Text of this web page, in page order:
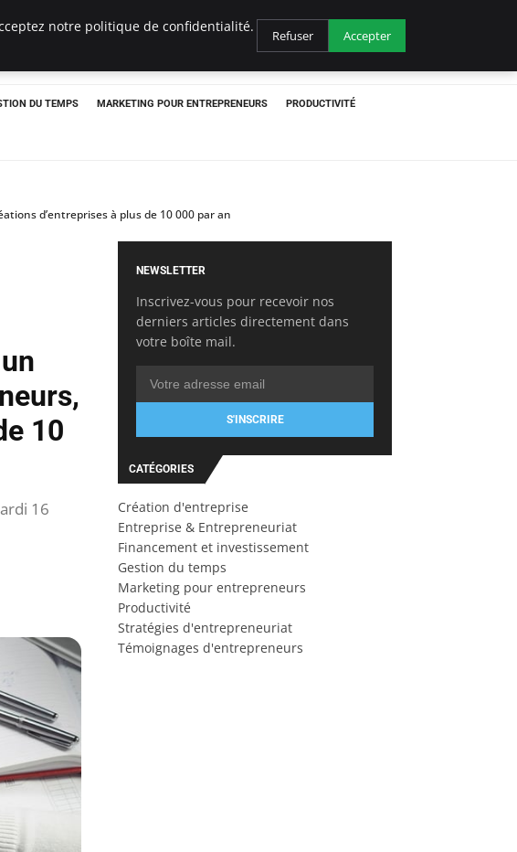
DU TEMPS MARKETING POUR ENTREPRENEURS PRODUCTIVITÉ
d’entreprises à plus de 10 000 par an
10
16
NEWSLETTER
Inscrivez-vous pour recevoir nos
derniers articles directement dans
votre boîte mail.
S'INSCRIRE
CATÉGORIES
Création d'entreprise
Entreprise & Entrepreneuriat
Financement et investissement
Gestion du temps
Marketing pour entrepreneurs
Productivité
Stratégies d'entrepreneuriat
Témoignages d'entrepreneurs
notre politique de confidentialité.
Refuser Accepter